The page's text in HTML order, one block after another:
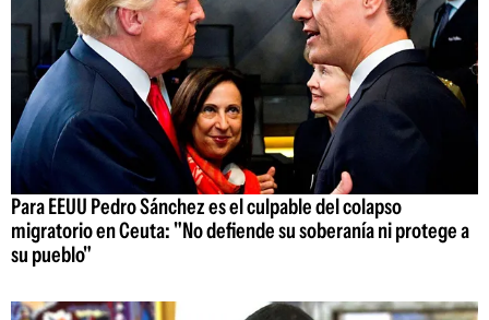
Para EEUU Pedro Sánchez es el culpable del colapso
migratorio en Ceuta: "No defiende su soberanía ni protege a
su pueblo"